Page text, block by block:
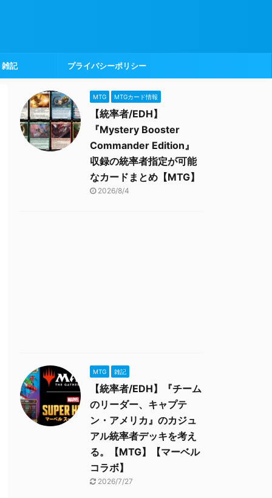
雑記 プライバシーポリシー
MTG MTGカード情報
【統率者/EDH】
『Mystery Booster
Commander Edition』
収録の統率者指定が可能
なカードまとめ【MTG】
2026/8/4
MTG 雑記
【統率者/EDH】『チーム
のリーダー、キャプテ
ン・アメリカ』のカジュ
アル統率者デッキを考え
る。【MTG】【マーベル
コラボ】
2026/7/27